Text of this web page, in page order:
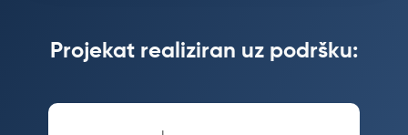
Projekat realiziran uz podršku: